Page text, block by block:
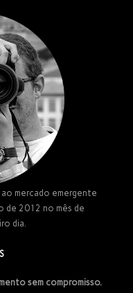
mercado emergente
de 2012 no mês de
dia.
sem compromisso.